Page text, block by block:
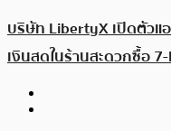
บริษัท LibertyX เปิดตัวแ
เงินสดในร้านสะดวกซื้อ 7-